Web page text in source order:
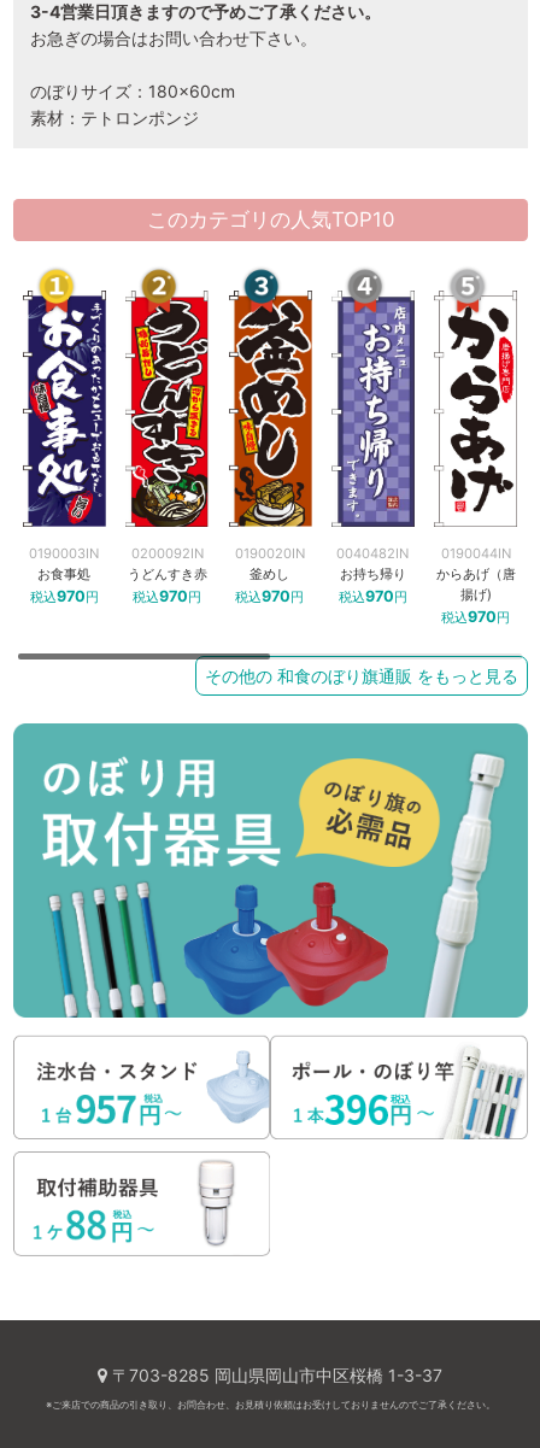
3-4営業日頂きますので予めご了承ください。
お急ぎの場合はお問い合わせ下さい。
のぼりサイズ：180×60cm
素材：テトロンポンジ
このカテゴリの人気TOP10
0190003IN
お食事処
税込970円
0200092IN
うどんすき赤
税込970円
0190020IN
釜めし
税込970円
0040482IN
お持ち帰り
税込970円
0190044IN
からあげ（唐
揚げ)
税込970円
その他の 和食のぼり旗通販 をもっと見る
〒703-8285 岡山県岡山市中区桜橋 1-3-37
※ご来店での商品の引き取り、お問合わせ、お見積り依頼はお受けしておりませんのでご了承ください。